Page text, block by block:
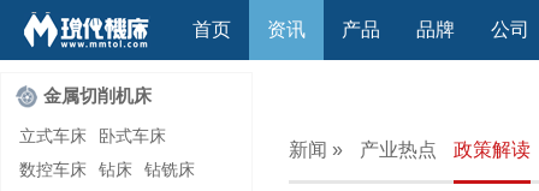
首页 资讯 产品 品牌 公司
金属切削机床
立式车床
卧式车床
数控车床
钻床
钻铣床
新闻 » 产业热点 政策解读